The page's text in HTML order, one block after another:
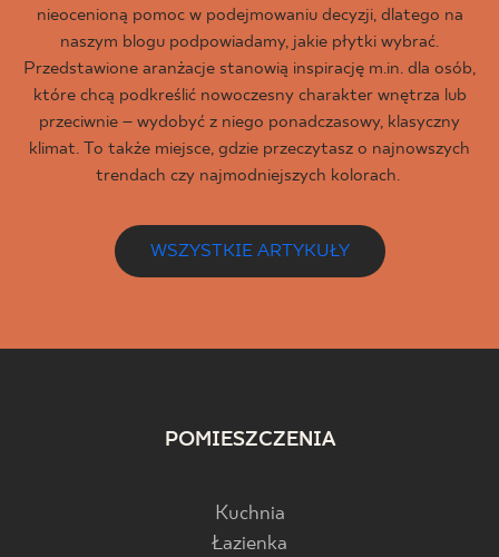
nieocenioną pomoc w podejmowaniu decyzji, dlatego na
naszym blogu podpowiadamy, jakie płytki wybrać.
Przedstawione aranżacje stanowią inspirację m.in. dla osób,
które chcą podkreślić nowoczesny charakter wnętrza lub
przeciwnie – wydobyć z niego ponadczasowy, klasyczny
klimat. To także miejsce, gdzie przeczytasz o najnowszych
trendach czy najmodniejszych kolorach.
WSZYSTKIE ARTYKUŁY
POMIESZCZENIA
Kuchnia
Łazienka